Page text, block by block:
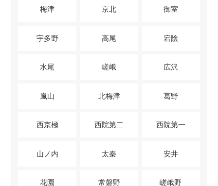
梅津 京北 御室
宇多野 高尾 宕陰
水尾 嵯峨 広沢
嵐山 北梅津 葛野
西京極 西院第二 西院第一
山ノ内 太秦 安井
花園 常磐野 嵯峨野